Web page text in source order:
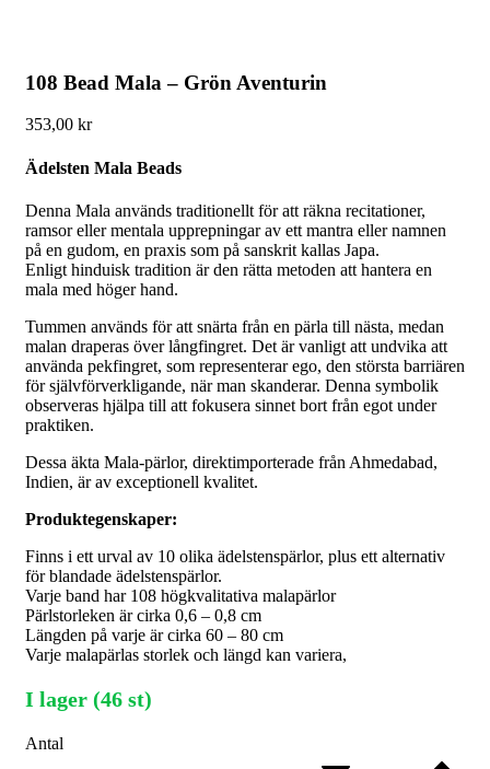
108 Bead Mala – Grön Aventurin
353,00 kr
Ädelsten Mala Beads
Denna Mala används traditionellt för att räkna recitationer,
ramsor eller mentala upprepningar av ett mantra eller namnen
på en gudom, en praxis som på sanskrit kallas Japa.
Enligt hinduisk tradition är den rätta metoden att hantera en
mala med höger hand.
Tummen används för att snärta från en pärla till nästa, medan
malan draperas över långfingret. Det är vanligt att undvika att
använda pekfingret, som representerar ego, den största barriären
för självförverkligande, när man skanderar. Denna symbolik
observeras hjälpa till att fokusera sinnet bort från egot under
praktiken.
Dessa äkta Mala-pärlor, direktimporterade från Ahmedabad,
Indien, är av exceptionell kvalitet.
Produktegenskaper:
Finns i ett urval av 10 olika ädelstenspärlor, plus ett alternativ
för blandade ädelstenspärlor.
Varje band har 108 högkvalitativa malapärlor
Pärlstorleken är cirka 0,6 – 0,8 cm
Längden på varje är cirka 60 – 80 cm
Varje malapärlas storlek och längd kan variera,
I lager (46 st)
Antal